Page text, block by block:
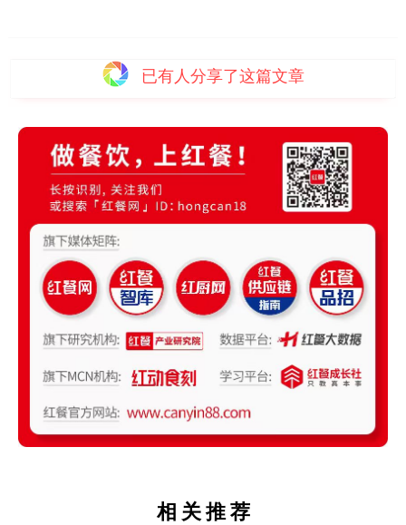
已有 人分享了这篇文章
相关推荐